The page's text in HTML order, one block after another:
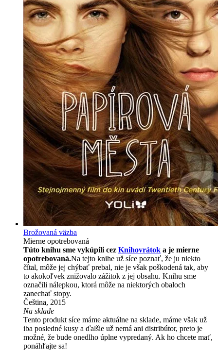
Brožovaná väzba
Mierne opotrebovaná
Túto knihu sme vykúpili cez Knihovrátok a je mierne
opotrebovaná.Na tejto knihe už síce poznať, že ju niekto
čítal, môže jej chýbať prebal, nie je však poškodená tak, aby
to akokoľvek znižovalo zážitok z jej obsahu. Knihu sme
označili nálepkou, ktorá môže na niektorých obaloch
zanechať stopy.
Čeština, 2015
Na sklade
Tento produkt síce máme aktuálne na sklade, máme však už
iba posledné kusy a ďalšie už nemá ani distribútor, preto je
možné, že bude onedlho úplne vypredaný. Ak ho chcete mať,
ponáhľajte sa!